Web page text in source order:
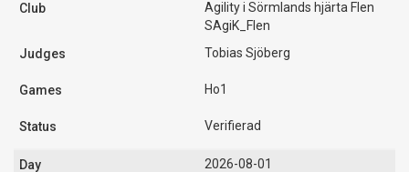
Agility i Sörmlands hjärta Flen
SAgiK_Flen
Tobias Sjöberg
Ho1
Verifierad
2026-08-01